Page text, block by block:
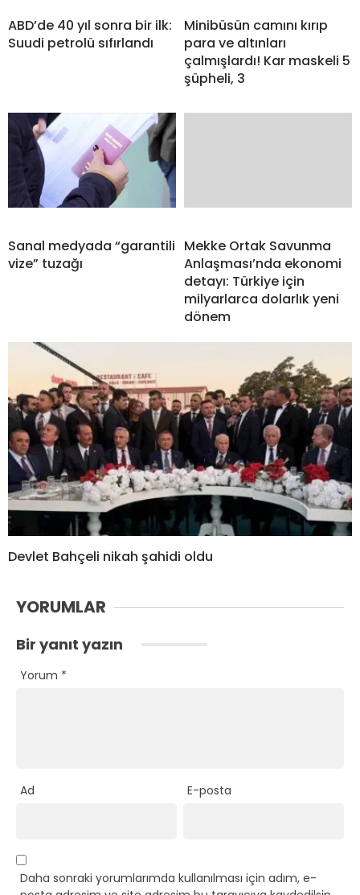
ABD’de 40 yıl sonra bir ilk:
Suudi petrolü sıfırlandı
Minibüsün camını kırıp
para ve altınları
çalmışlardı! Kar maskeli 5
şüpheli, 3
Sanal medyada “garantili
vize” tuzağı
Mekke Ortak Savunma
Anlaşması’nda ekonomi
detayı: Türkiye için
milyarlarca dolarlık yeni
dönem
Devlet Bahçeli nikah şahidi oldu
YORUMLAR
Bir yanıt yazın
Yorum *
Ad E-posta
Daha sonraki yorumlarımda kullanılması için adım, e-